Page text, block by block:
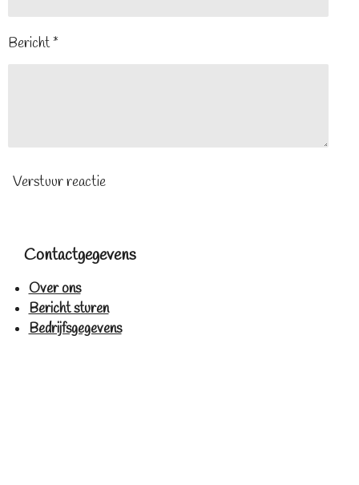
Bericht *
Verstuur reactie
Contactgegevens
Over ons
Bericht sturen
Bedrijfsgegevens